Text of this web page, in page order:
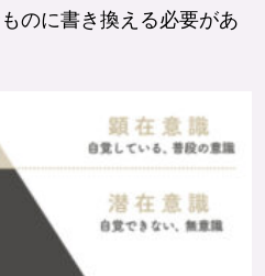
のに書き換える必要があ